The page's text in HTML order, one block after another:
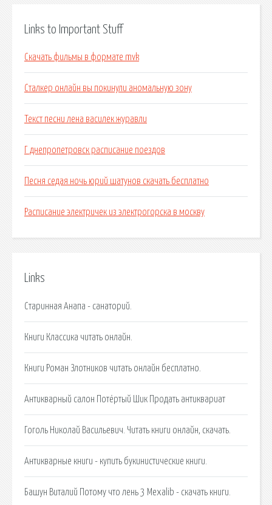
Links to Important Stuff
Скачать фильмы в формате mvk
Сталкер онлайн вы покинули аномальную зону
Текст песни лена василек журавли
Г днепропетровск расписание поездов
Песня седая ночь юрий шатунов скачать бесплатно
Расписание электричек из электрогорска в москву
Links
Старинная Анапа - санаторий.
Книги Классика читать онлайн.
Книги Роман Злотников читать онлайн бесплатно.
Антикварный салон Потёртый Шик Продать антиквариат
Гоголь Николай Васильевич. Читать книги онлайн, скачать.
Антикварные книги - купить букинистические книги.
Башун Виталий Потому что лень 3 Mexalib - скачать книги.